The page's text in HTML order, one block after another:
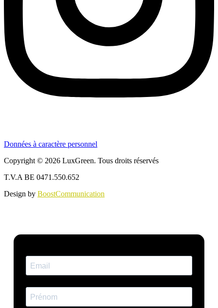
Données à caractère personnel
Copyright © 2026 LuxGreen. Tous droits réservés
T.V.A BE 0471.550.652
Design by BoostCommunication